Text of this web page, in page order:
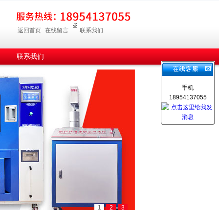
返回首页 在线留言 联系我们
联系我们
1 2 3
手机
18954137055